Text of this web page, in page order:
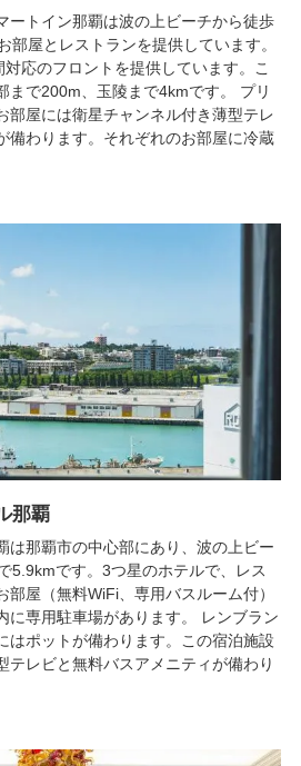
ートイン那覇は波の上ビーチから徒歩
部屋とレストランを提供しています。
応のフロントを提供しています。こ
まで200m、玉陵まで4kmです。 プリ
部屋には衛星チャンネル付き薄型テレ
備わります。それぞれのお部屋に冷蔵
那覇
は那覇市の中心部にあり、波の上ビー
5.9kmです。3つ星のホテルで、レス
部屋（無料WiFi、専用バスルーム付）
に専用駐車場があります。 レンブラン
はポットが備わります。この宿泊施設
テレビと無料バスアメニティが備わり